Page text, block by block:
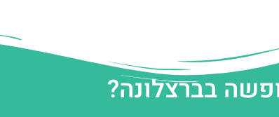
בברצלונה?